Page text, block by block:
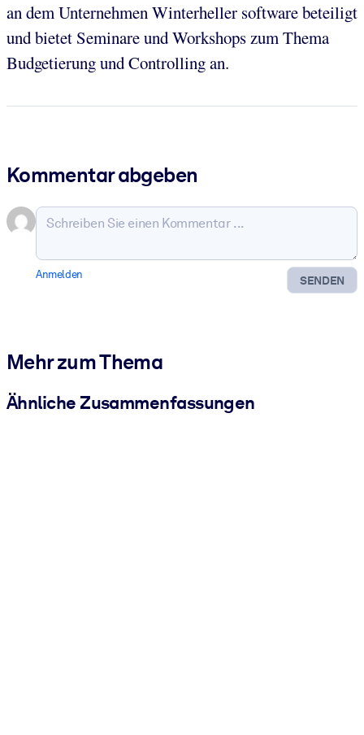
an dem Unternehmen Winterheller software beteiligt
und bietet Seminare und Workshops zum Thema
Budgetierung und Controlling an.
Kommentar abgeben
SENDEN
Anmelden
Mehr zum Thema
Ähnliche Zusammenfassungen